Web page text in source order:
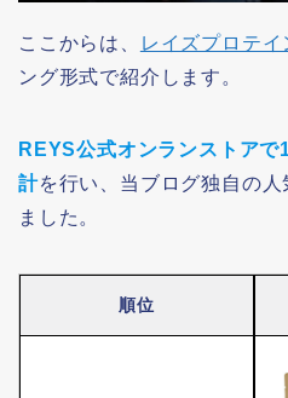
ここからは、 レイズプロテイ
ング形式で紹介します。
REYS公式オンランストア
計を行い、当ブログ独自の
ました。
順位